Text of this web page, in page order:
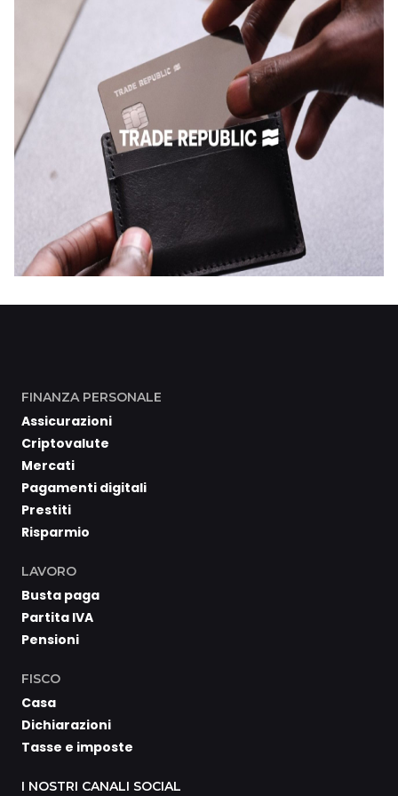
FINANZA PERSONALE
Assicurazioni
Criptovalute
Mercati
Pagamenti digitali
Prestiti
Risparmio
LAVORO
Busta paga
Partita IVA
Pensioni
FISCO
Casa
Dichiarazioni
Tasse e imposte
I NOSTRI CANALI SOCIAL